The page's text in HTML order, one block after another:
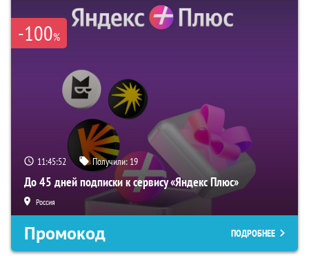
-100%
11:45:51 Получили: 19
До 45 дней подписки к сервису «Яндекс Плюс»
Россия
Промокод ПОДРОБНЕЕ